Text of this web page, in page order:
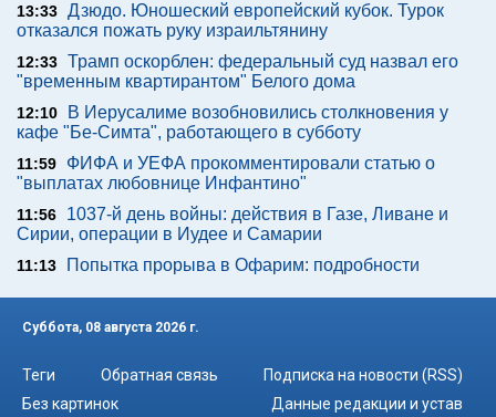
13:33 Дзюдо. Юношеский европейский кубок. Турок
отказался пожать руку израильтянину
12:33 Трамп оскорблен: федеральный суд назвал его
"временным квартирантом" Белого дома
12:10
В Иерусалиме возобновились столкновения у
кафе "Бе-Симта", работающего в субботу
11:59
ФИФА и УЕФА прокомментировали статью о
"выплатах любовнице Инфантино"
11:56
1037-й день войны: действия в Газе, Ливане и
Сирии, операции в Иудее и Самарии
11:13 Попытка прорыва в Офарим: подробности
Суббота, 08 августа 2026 г.
Теги Обратная связь
Подписка на новости (RSS)
Без картинок
Данные редакции и устав